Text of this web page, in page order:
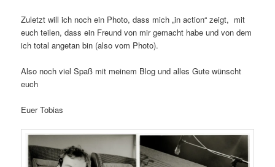
Zuletzt will ich noch ein Photo, dass mich „in action“ zeigt, mit
euch teilen, dass ein Freund von mir gemacht habe und von dem
ich total angetan bin (also vom Photo).
Also noch viel Spaß mit meinem Blog und alles Gute wünscht
euch
Euer Tobias